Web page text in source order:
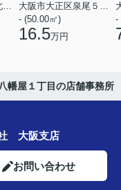
大阪市生野区勝山北１丁目
大阪市大正区泉尾５丁目
- (50.00㎡)
16.5万円
-
幡屋１丁目の店舗事務所
大阪支店
お問い合わせ